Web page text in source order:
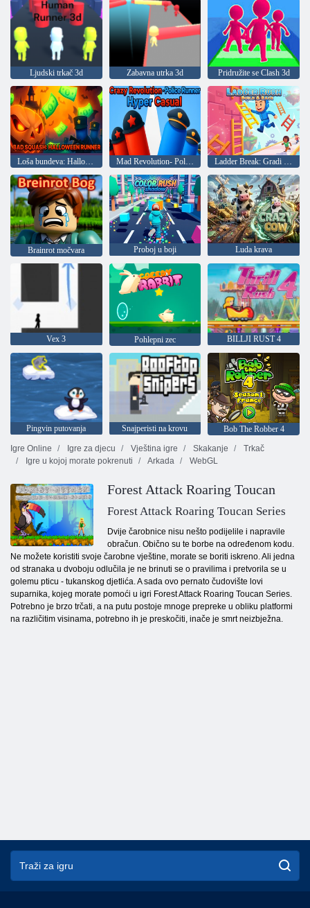
Ljudski trkač 3d Zabavna utrka 3d Pridružite se Clash 3d
Mad Revolution- Police Run
Brainrot močvara Proboj u boji Luda krava
Vex 3 Pohlepni zec BILLJI RUST 4
Pingvin putovanja Snajperisti na krovu
Bob The Robber 4
Igre Online
Igre za djecu Vještina igre Skakanje
Trkač
Igre u kojoj morate pokrenuti
Arkada WebGL
Forest Attack Roaring Toucan
Forest Attack Roaring Toucan Series
Dvije čarobnice nisu nešto podijelile i napravile
obračun. Obično su te borbe na određenom kodu.
Ne možete koristiti svoje čarobne vještine, morate se boriti iskreno. Ali jedna
od stranaka u dvoboju odlučila je ne brinuti se o pravilima i pretvorila se u
golemu pticu - tukanskog djetlića. A sada ovo pernato čudovište lovi
suparnika, kojeg morate pomoći u igri Forest Attack Roaring Toucan Series.
Potrebno je brzo trčati, a na putu postoje mnoge prepreke u obliku platformi
na različitim visinama, potrebno ih je preskočiti, inače je smrt neizbježna.